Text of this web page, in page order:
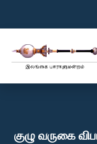
குழு வருகை